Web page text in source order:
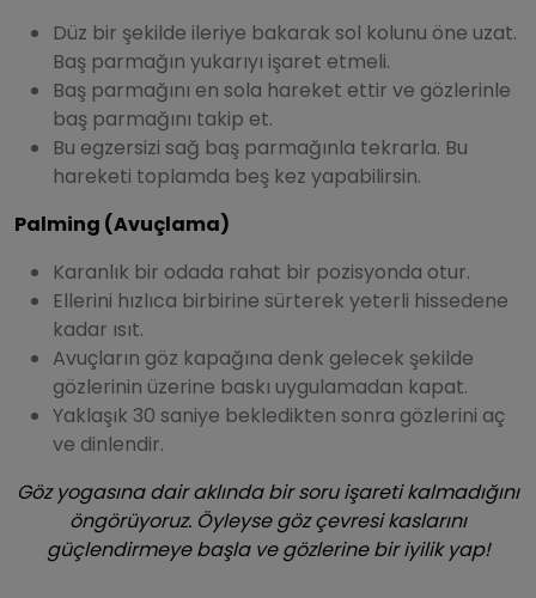
Düz bir şekilde ileriye bakarak sol kolunu öne uzat.
Baş parmağın yukarıyı işaret etmeli.
Baş parmağını en sola hareket ettir ve gözlerinle
baş parmağını takip et.
Bu egzersizi sağ baş parmağınla tekrarla. Bu
hareketi toplamda beş kez yapabilirsin.
Palming (Avuçlama)
Karanlık bir odada rahat bir pozisyonda otur.
Ellerini hızlıca birbirine sürterek yeterli hissedene
kadar ısıt.
Avuçların göz kapağına denk gelecek şekilde
gözlerinin üzerine baskı uygulamadan kapat.
Yaklaşık 30 saniye bekledikten sonra gözlerini aç
ve dinlendir.
Göz yogasına dair aklında bir soru işareti kalmadığını
öngörüyoruz. Öyleyse göz çevresi kaslarını
güçlendirmeye başla ve gözlerine bir iyilik yap!